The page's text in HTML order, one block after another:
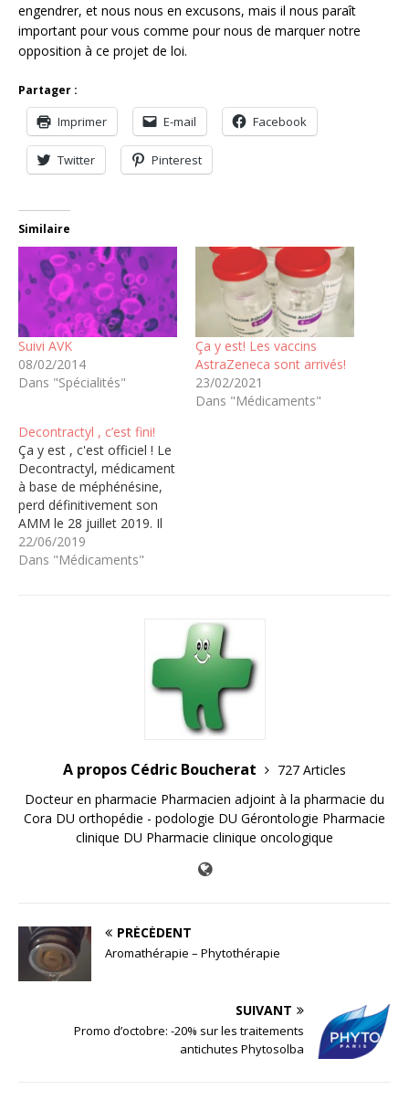
engendrer, et nous nous en excusons, mais il nous paraît
important pour vous comme pour nous de marquer notre
opposition à ce projet de loi.
Partager :
Imprimer E-mail Facebook
Twitter Pinterest
Similaire
Suivi AVK
08/02/2014
Dans "Spécialités"
Ça y est! Les vaccins
AstraZeneca sont arrivés!
23/02/2021
Dans "Médicaments"
Decontractyl , c’est fini!
Ça y est , c'est officiel ! Le
Decontractyl, médicament
à base de méphénésine,
perd définitivement son
AMM le 28 juillet 2019. Il
ne sera donc
définitivement plus
22/06/2019
Dans "Médicaments"
A propos Cédric Boucherat
727 Articles
Docteur en pharmacie Pharmacien adjoint à la pharmacie du
Cora DU orthopédie - podologie DU Gérontologie Pharmacie
clinique DU Pharmacie clinique oncologique
PRÉCÉDENT
Aromathérapie – Phytothérapie
SUIVANT
Promo d’octobre: -20% sur les traitements
antichutes Phytosolba